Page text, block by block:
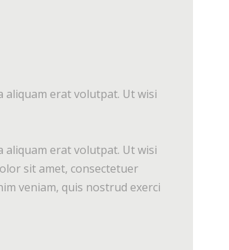
aliquam erat volutpat. Ut wisi
aliquam erat volutpat. Ut wisi
sit amet, consectetuer
veniam, quis nostrud exerci